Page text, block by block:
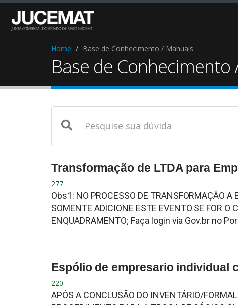
Home Base de Conhecimento / Manuais
Base de Conhecimento
Transformação de LTDA para
277
Obs1: NO PROCESSO DE TRANSFORMAÇÃO A
SOMENTE ADICIONE ESTE EVENTO SE FOR O
ENQUADRAMENTO; Faça login via Gov.br no
Espólio de empresario individual
220
APÓS A CONCLUSÃO DO INVENTÁRIO/